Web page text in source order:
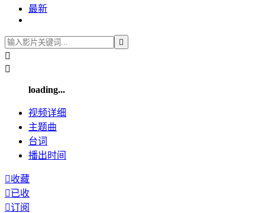
最新



loading...
视频详细
主题曲
台词
播出时间
收藏
已收
订阅